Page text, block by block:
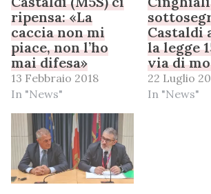
ripensa: «La
caccia non mi
piace, non l’ho
mai difesa»
13 Febbraio 2018
In "News"
Castaldi
la legge
via di
22 Luglio
In "News"